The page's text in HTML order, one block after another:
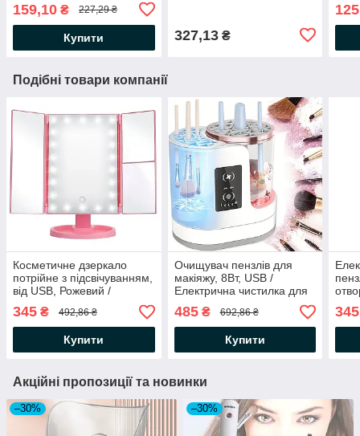
для чищення обличчя
159,10 ₴ 227,29 ₴
Купити 327,13₴
Подібні товари компанії
Косметичне дзеркало
потрійне з підсвічуванням,
від USB, Рожевий /
Дзеркало для макіяжу /
Дзеркало настільне
345 ₴ 492,86 ₴
Купити
Очищувач пензлів для
макіяжу, 8Вт, USB /
Електрична чистилка для
пензлів / Звуковий очисник
для пензлів
485₴ 692,86 ₴
Купити
для
Акційні пропозиції та новинки
–30% –30%